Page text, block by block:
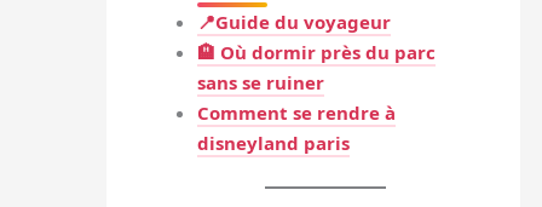
📍Guide du voyageur
🏨 Où dormir près du parc
sans se ruiner
Comment se rendre à
disneyland paris